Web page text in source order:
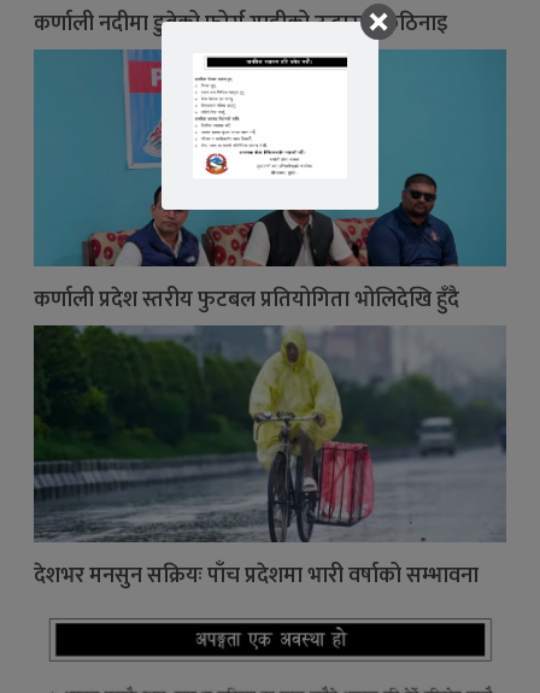
कर्णाली नदीमा डुबेको फोर्स गाडीको उद्धारमा कठिनाइ
कर्णाली प्रदेश स्तरीय फुटबल प्रतियोगिता भोलिदेखि हुँदै
देशभर मनसुन सक्रियः पाँच प्रदेशमा भारी वर्षाको सम्भावना